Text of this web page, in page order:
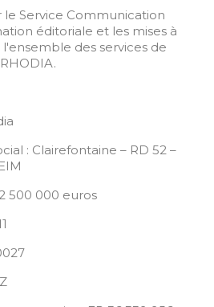
le Service Communication
éditoriale et les mises à
l'ensemble des services de
: Clairefontaine – RD 52 –
500 000 euros